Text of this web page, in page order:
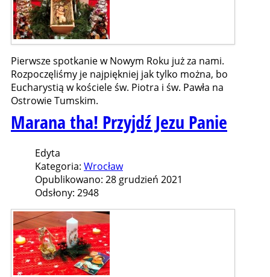
Pierwsze spotkanie w Nowym Roku już za nami.
Rozpoczęliśmy je najpiękniej jak tylko można, bo
Eucharystią w kościele św. Piotra i św. Pawła na
Ostrowie Tumskim.
Marana tha! Przyjdź Jezu Panie
Edyta
Kategoria: Wrocław
Opublikowano: 28 grudzień 2021
Odsłony: 2948